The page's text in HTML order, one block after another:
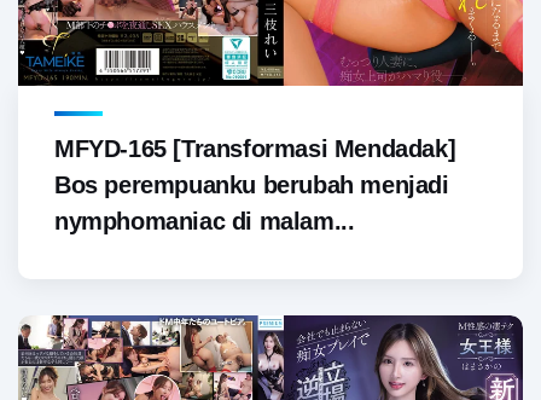
MFYD-165 [Transformasi Mendadak]
Bos perempuanku berubah menjadi
nymphomaniac di malam...